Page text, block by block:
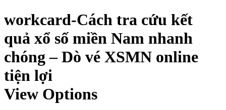
workcard-Cách tra cứu kết
quả xổ số miền Nam nhanh
chóng – Dò vé XSMN online
tiện lợi
View Options